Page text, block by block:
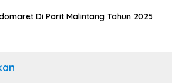
Di Parit Malintang Tahun 2025